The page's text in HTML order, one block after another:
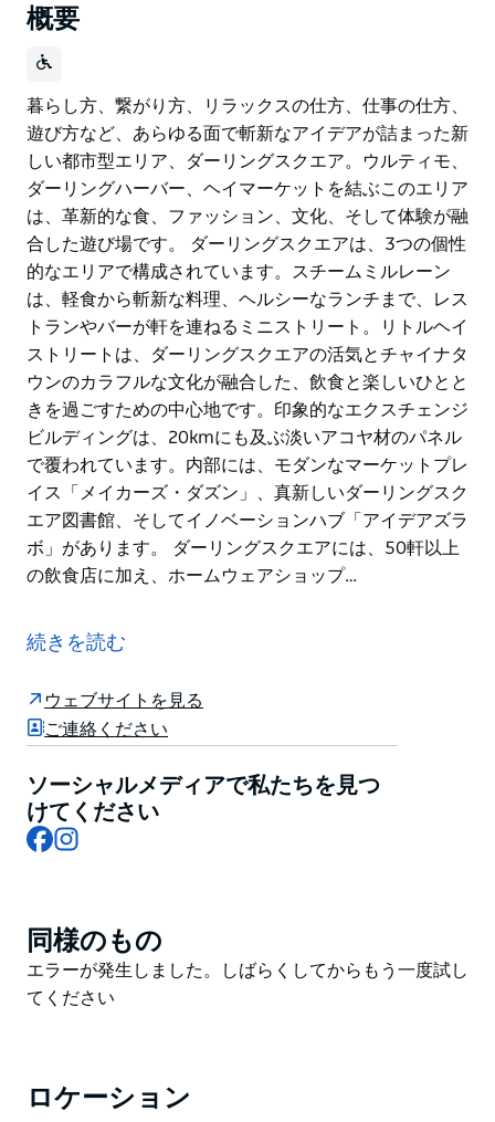
概要
暮らし方、繋がり方、リラックスの仕方、仕事の仕方、
遊び方など、あらゆる面で斬新なアイデアが詰まった新
しい都市型エリア、ダーリングスクエア。ウルティモ、
ダーリングハーバー、ヘイマーケットを結ぶこのエリア
は、革新的な食、ファッション、文化、そして体験が融
合した遊び場です。 ダーリングスクエアは、3つの個性
的なエリアで構成されています。スチームミルレーン
は、軽食から斬新な料理、ヘルシーなランチまで、レス
トランやバーが軒を連ねるミニストリート。リトルヘイ
ストリートは、ダーリングスクエアの活気とチャイナタ
ウンのカラフルな文化が融合した、飲食と楽しいひとと
きを過ごすための中心地です。印象的なエクスチェンジ
ビルディングは、20kmにも及ぶ淡いアコヤ材のパネル
で覆われています。内部には、モダンなマーケットプレ
イス「メイカーズ・ダズン」、真新しいダーリングスク
エア図書館、そしてイノベーションハブ「アイデアズラ
ボ」があります。 ダーリングスクエアには、50軒以上
の飲食店に加え、ホームウェアショップ…
遊び方など、あらゆる面で斬新なアイデアが詰まった新
しい都市型エリア、ダーリングスクエア。ウルティモ、
は、革新的な食、ファッション、文化、そして体験が融
合した遊び場です。
ダーリングスクエアは、3つの個性的なエリアで構成さ
れています。スチームミルレーンは、軽食から斬新な料
理、ヘルシーなランチまで、レストランやバーが軒を連
地です。印象的なエクスチェンジビルディングは、
20kmにも及ぶ淡いアコヤ材のパネルで覆われていま
す。内部には、モダンなマーケットプレイス「メイカー
続きを読む
ウェブサイトを見る
ご連絡ください
ソーシャルメディアで私たちを見つ
けてください
Facebook
Product
List
同様のもの
Product
List
エラーが発生しました。しばらくしてからもう一度試し
てください
ロケーション